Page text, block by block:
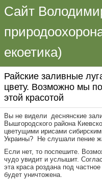
Сайт
екоетика)
Райские заливные
цвету. Возможно мы
этой красотой
Вы не видели деснянские
Вышгородского района
цветущими ирисами
Украины? Не слушали пение
Если нет, то поспешите.
чудо увидит и услышит.
эта краса роздана под
будет уничтожена.